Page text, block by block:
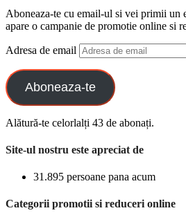
Aboneaza-te cu email-ul si vei primii un
apare o campanie de promotie online si
Adresa de email
Aboneaza-te
Alătură-te celorlalți 43 de abonați.
Site-ul nostru este apreciat de
31.895 persoane pana acum
Categorii promotii si reduceri online